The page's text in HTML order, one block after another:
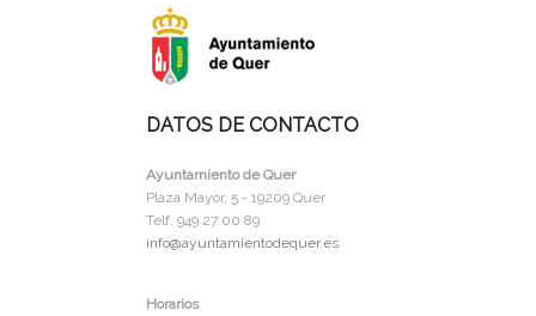
DATOS DE CONTACTO
Ayuntamiento de Quer
Plaza Mayor, 5 - 19209 Quer
Telf. 949 27 00 89
info@ayuntamientodequer.es
Horarios